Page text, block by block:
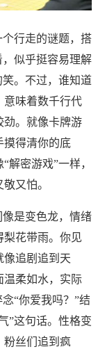
个行走的谜题，搭
似乎挺容易理解
。不过，谁知道
意味着数千行代
劲。就像卡牌游
摸得清你的底
解密游戏”一样，
又怕。
像是变色龙，情绪
梨花带雨。你见
像追剧追到天
温柔如水，实际
“你爱我吗？”结
”这句话。性格变
粉丝们追到疯